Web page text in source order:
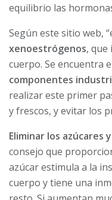
equilibrio las
Según este sitio web,
xenoestrógenos, que
cuerpo. Se encuentra
componentes
realizar este primer
y frescos, y evitar los
Eliminar los azúcares
consejo que
azúcar estimula a la
cuerpo y tiene una